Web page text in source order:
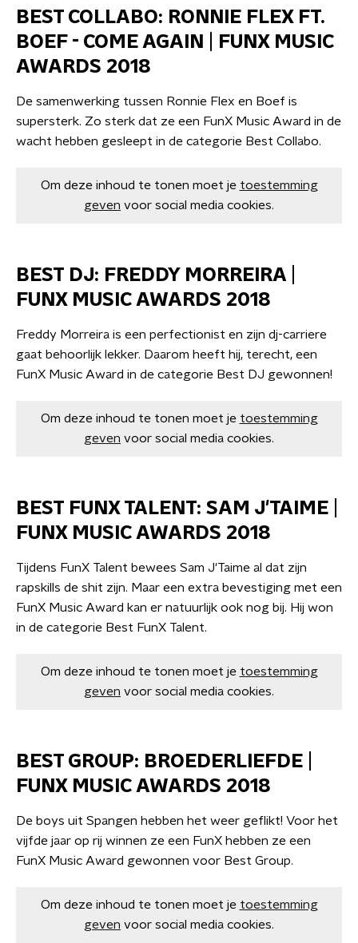
BEST COLLABO: RONNIE FLEX FT.
BOEF - COME AGAIN | FUNX MUSIC
AWARDS 2018
De samenwerking tussen Ronnie Flex en Boef is
supersterk. Zo sterk dat ze een FunX Music Award in de
wacht hebben gesleept in de categorie Best Collabo.
Om deze inhoud te tonen moet je toestemming
geven voor social media cookies.
BEST DJ: FREDDY MORREIRA |
FUNX MUSIC AWARDS 2018
Freddy Morreira is een perfectionist en zijn dj-carriere
gaat behoorlijk lekker. Daarom heeft hij, terecht, een
FunX Music Award in de categorie Best DJ gewonnen!
Om deze inhoud te tonen moet je toestemming
geven voor social media cookies.
BEST FUNX TALENT: SAM J'TAIME |
FUNX MUSIC AWARDS 2018
Tijdens FunX Talent bewees Sam J'Taime al dat zijn
rapskills de shit zijn. Maar een extra bevestiging met een
FunX Music Award kan er natuurlijk ook nog bij. Hij won
in de categorie Best FunX Talent.
Om deze inhoud te tonen moet je toestemming
geven voor social media cookies.
BEST GROUP: BROEDERLIEFDE |
FUNX MUSIC AWARDS 2018
De boys uit Spangen hebben het weer geflikt! Voor het
vijfde jaar op rij winnen ze een FunX hebben ze een
FunX Music Award gewonnen voor Best Group.
Om deze inhoud te tonen moet je toestemming
geven voor social media cookies.